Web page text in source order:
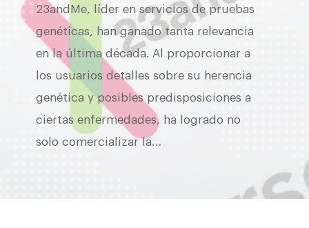
23andMe, líder en servicios de pruebas
genéticas, han ganado tanta relevancia
en la última década. Al proporcionar a
los usuarios detalles sobre su herencia
genética y posibles predisposiciones a
ciertas enfermedades, ha logrado no
solo comercializar la…